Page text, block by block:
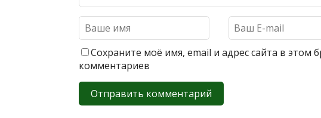
Сохраните моё имя, email и адрес сайта в этом
комментариев